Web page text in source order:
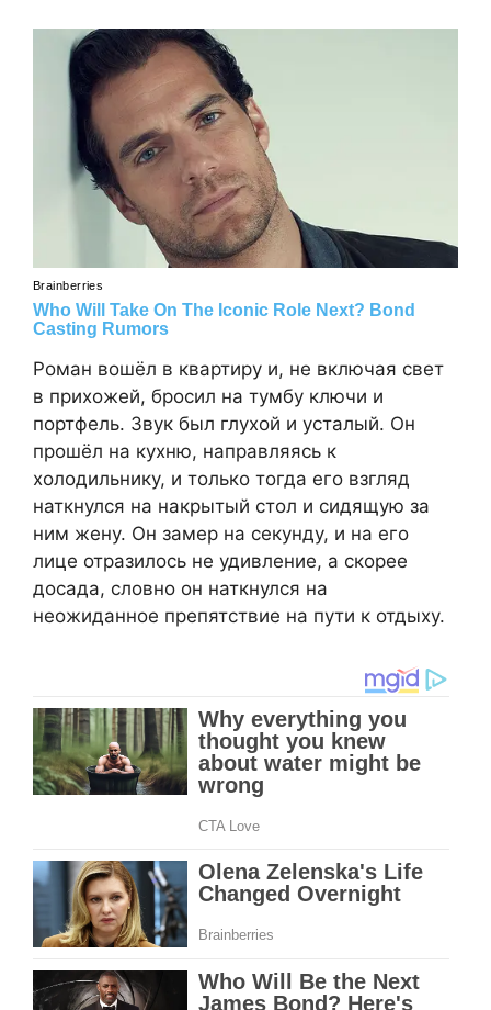
Роман вошёл в квартиру и, не включая свет
в прихожей, бросил на тумбу ключи и
портфель. Звук был глухой и усталый. Он
прошёл на кухню, направляясь к
холодильнику, и только тогда его взгляд
наткнулся на накрытый стол и сидящую за
ним жену. Он замер на секунду, и на его
лице отразилось не удивление, а скорее
досада, словно он наткнулся на
неожиданное препятствие на пути к отдыху.